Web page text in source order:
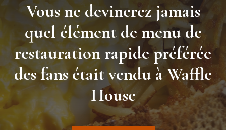
Vous ne devinerez jamais
quel élément de menu de
restauration rapide préférée
des fans était vendu à Waffle
House